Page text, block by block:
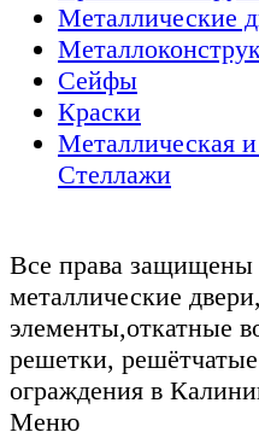
Металлические
Сейфы
Краски
Металлическая
Стеллажи
Все права
металлические
элементы,откатные
решетки,
ограждения в
Меню